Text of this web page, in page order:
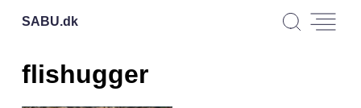
SABU.dk
flishugger